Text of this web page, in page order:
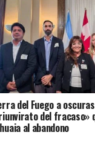
del Fuego a
del fracaso»
al abandono